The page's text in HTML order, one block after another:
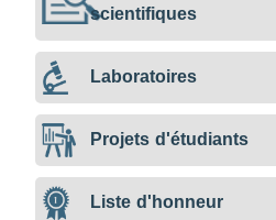
scientifiques
Laboratoires
Projets d'étudiants
Liste d'honneur